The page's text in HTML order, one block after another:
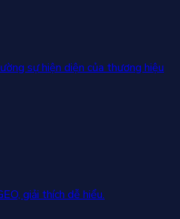
sự hiện diện của thương hiệu
giải thích dễ hiểu.